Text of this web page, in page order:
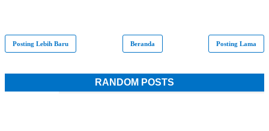
Posting Lebih Baru Posting Lama
Beranda
RANDOM POSTS